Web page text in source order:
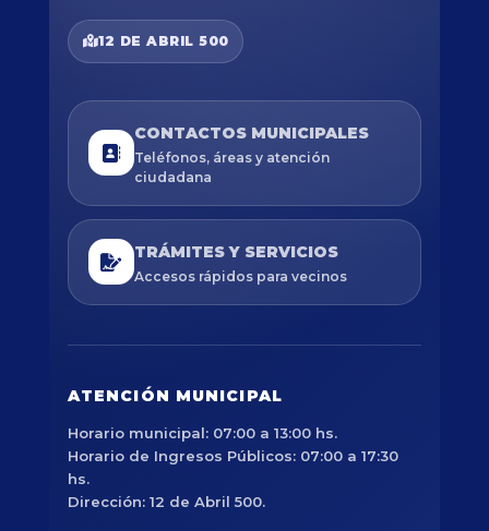
12 DE ABRIL 500
CONTACTOS MUNICIPALES
Teléfonos, áreas y atención
ciudadana
TRÁMITES Y SERVICIOS
Accesos rápidos para vecinos
ATENCIÓN MUNICIPAL
Horario municipal: 07:00 a 13:00 hs.
Horario de Ingresos Públicos: 07:00 a 17:30
hs.
Dirección: 12 de Abril 500.